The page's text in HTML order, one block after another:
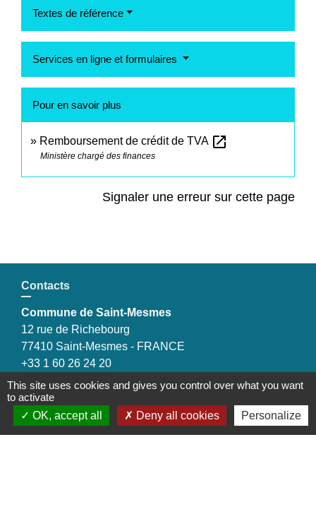
Textes de référence
Services en ligne et formulaires
Pour en savoir plus
Remboursement de crédit de TVA open_in_new
Ministère chargé des finances
Signaler une erreur sur cette page
Contacts
Commune de Saint-Mesmes
12 rue de Richebourg
77410 Saint-Mesmes - FRANCE
+33 1 60 26 24 20
Liens
This site uses cookies and gives you control over what you want
to activate
OK, accept all
Deny all cookies Personalize